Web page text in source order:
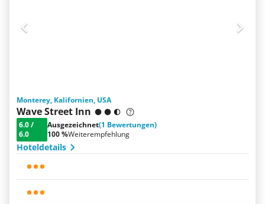
Monterey, Kalifornien, USA
Wave Street Inn
6.0/
6.0
Ausgezeichnet(1 Bewertungen)
100 %Weiterempfehlung
Hoteldetails